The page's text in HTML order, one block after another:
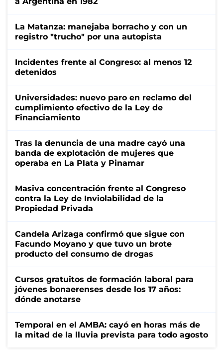
La Matanza: manejaba borracho y con un
registro "trucho" por una autopista
Incidentes frente al Congreso: al menos 12
detenidos
Universidades: nuevo paro en reclamo del
cumplimiento efectivo de la Ley de
Financiamiento
Tras la denuncia de una madre cayó una
banda de explotación de mujeres que
operaba en La Plata y Pinamar
Masiva concentración frente al Congreso
contra la Ley de Inviolabilidad de la
Propiedad Privada
Candela Arizaga confirmó que sigue con
Facundo Moyano y que tuvo un brote
producto del consumo de drogas
Cursos gratuitos de formación laboral para
jóvenes bonaerenses desde los 17 años:
dónde anotarse
Temporal en el AMBA: cayó en horas más de
la mitad de la lluvia prevista para todo agosto